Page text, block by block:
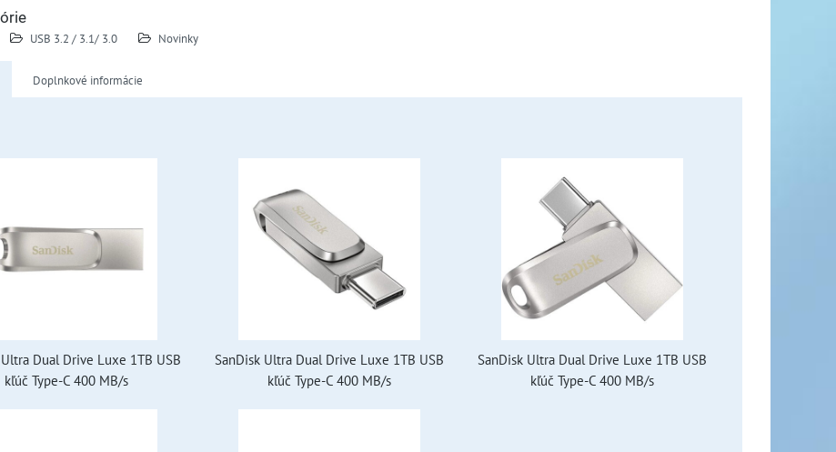
USB 3.2 / 3.1/ 3.0 Novinky
Doplnkové informácie
Dual Drive Luxe 1TB USB
kľúč Type-C 400 MB/s
SanDisk Ultra Dual Drive Luxe 1TB USB
kľúč Type-C 400 MB/s
SanDisk Ultra Dual Drive Luxe 1TB USB
kľúč Type-C 400 MB/s